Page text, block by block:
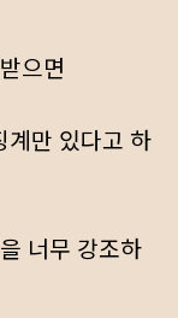
으면
계만 있다고 하
너무 강조하